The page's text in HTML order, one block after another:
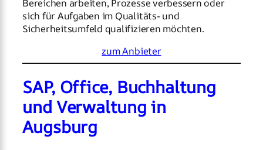
Bereichen arbeiten, Prozesse verbessern oder
sich für Aufgaben im Qualitäts- und
Sicherheitsumfeld qualifizieren möchten.
zum Anbieter
SAP, Office, Buchhaltung
und Verwaltung in
Augsburg